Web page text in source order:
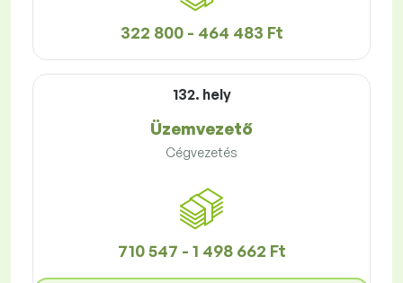
322 800 - 464 483 Ft
132. hely
Üzemvezető
Cégvezetés
710 547 - 1 498 662 Ft